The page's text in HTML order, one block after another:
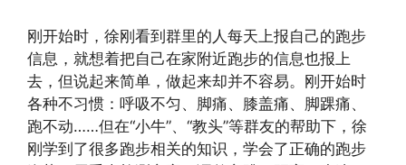
刚开始时，徐刚看到群里的人每天上报自己的跑步
信息，就想着把自己在家附近跑步的信息也报上
去，但说起来简单，做起来却并不容易。刚开始时
各种不习惯：呼吸不匀、脚痛、膝盖痛、脚踝痛、
跑不动……但在“小牛”、“教头”等群友的帮助下，徐
刚学到了很多跑步相关的知识，学会了正确的跑步